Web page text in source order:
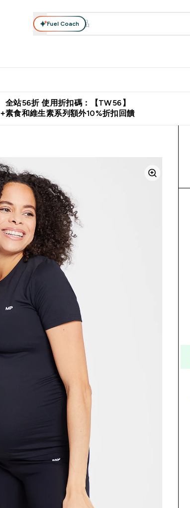
Fuel Coach
全站56折 使用折扣碼：【TW56】
+素食和維生素系列額外10%折扣回饋